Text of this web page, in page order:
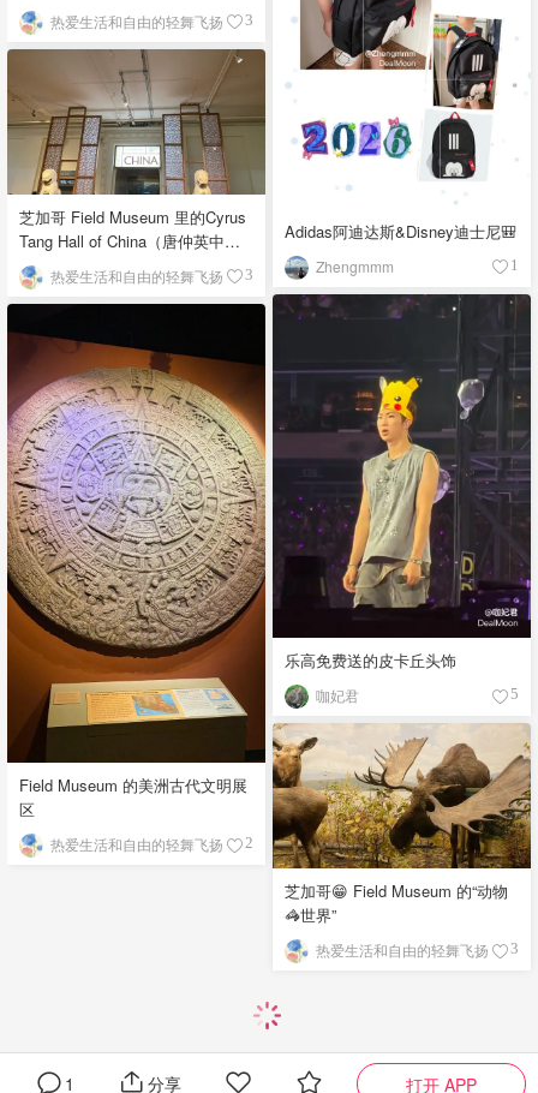
热爱生活和自由的轻舞飞扬 3
Adidas阿迪达斯&Disney迪士尼🎒
Zhengmmm 1
芝加哥 Field Museum 里的Cyrus
Tang Hall of China（唐仲英中国
馆） 热爱生活和自由的轻舞飞扬 3
乐高免费送的皮卡丘头饰
咖妃君 5
Field Museum 的美洲古代文明展
区
热爱生活和自由的轻舞飞扬 2
芝加哥😁 Field Museum 的“动物
🦓世界”
热爱生活和自由的轻舞飞扬 3
1 分享 打开 APP